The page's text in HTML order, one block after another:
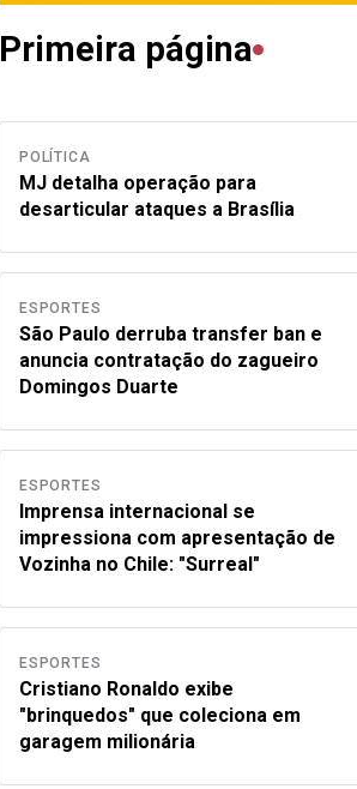
Primeira página
POLÍTICA
MJ detalha operação para
desarticular ataques a Brasília
ESPORTES
São Paulo derruba transfer ban e
anuncia contratação do zagueiro
Domingos Duarte
ESPORTES
Imprensa internacional se
impressiona com apresentação de
Vozinha no Chile: "Surreal"
ESPORTES
Cristiano Ronaldo exibe
"brinquedos" que coleciona em
garagem milionária